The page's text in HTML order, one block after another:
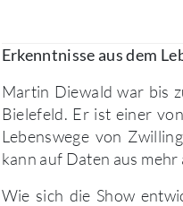
Erkenntnisse aus dem
Martin Diewald war bis
Bielefeld. Er ist einer
Lebenswege von
kann auf Daten aus
Wie sich die Show